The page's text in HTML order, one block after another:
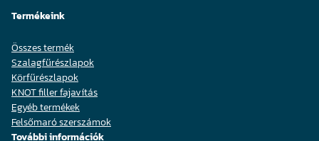
Termékeink
Összes termék
Szalagfűrészlapok
Körfűrészlapok
KNOT filler fajavítás
Egyéb termékek
Felsőmaró szerszámok
További információk